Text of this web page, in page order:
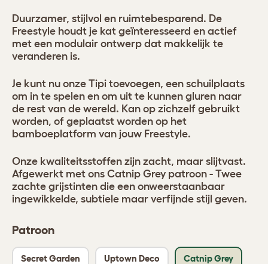
Patroon
Secret Garden Uptown Deco Catnip Grey
Duurzamer, stijlvol en ruimtebesparend. De
Freestyle houdt je kat geïnteresseerd en actief
met een modulair ontwerp dat makkelijk te
veranderen is.
Je kunt nu onze Tipi toevoegen, een schuilplaats
om in te spelen en om uit te kunnen gluren naar
de rest van de wereld. Kan op zichzelf gebruikt
worden, of geplaatst worden op het
bamboeplatform van jouw Freestyle.
Onze kwaliteitsstoffen zijn zacht, maar slijtvast.
Afgewerkt met ons Catnip Grey patroon - Twee
zachte grijstinten die een onweerstaanbaar
ingewikkelde, subtiele maar verfijnde stijl geven.